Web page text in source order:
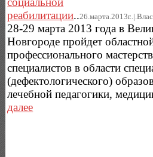
реабилитации..
28-29 марта 2013 года в
Новгороде пройдет
профессионального
специалистов в области
(дефектологического)
лечебной педагогики,
далее